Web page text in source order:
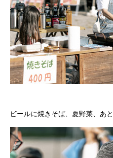
ビールに焼きそば、夏野菜、あ